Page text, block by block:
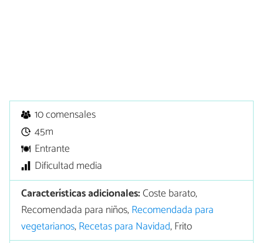
10 comensales
45m
Entrante
Dificultad media
Características adicionales:Coste barato,
Recomendada para niños,Recomendada para
vegetarianos,Recetas para Navidad, Frito